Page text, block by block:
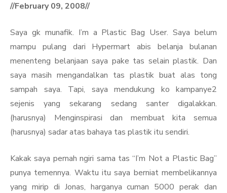
//February 09, 2008//
Saya gk munafik. I’m a Plastic Bag User. Saya belum
mampu pulang dari Hypermart abis belanja bulanan
menenteng belanjaan saya pake tas selain plastik. Dan
saya masih mengandalkan tas plastik buat alas tong
sampah saya. Tapi, saya mendukung ko kampanye2
sejenis yang sekarang sedang santer digalakkan.
(harusnya) Menginspirasi dan membuat kita semua
(harusnya) sadar atas bahaya tas plastik itu sendiri.
Kakak saya pernah ngiri sama tas “I’m Not a Plastic Bag”
punya temennya. Waktu itu saya berniat membelikannya
yang mirip di Jonas, harganya cuman 5000 perak dan